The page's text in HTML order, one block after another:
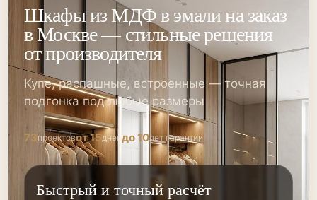
Шкафы из МДФ в эмали на заказ
в Москве — стильные решения
от производителя
Купе, распашные, встроенные — точная
подгонка под любые размеры
73проектовот 15дней до 10лет гарантии
Быстрый и точный расчёт